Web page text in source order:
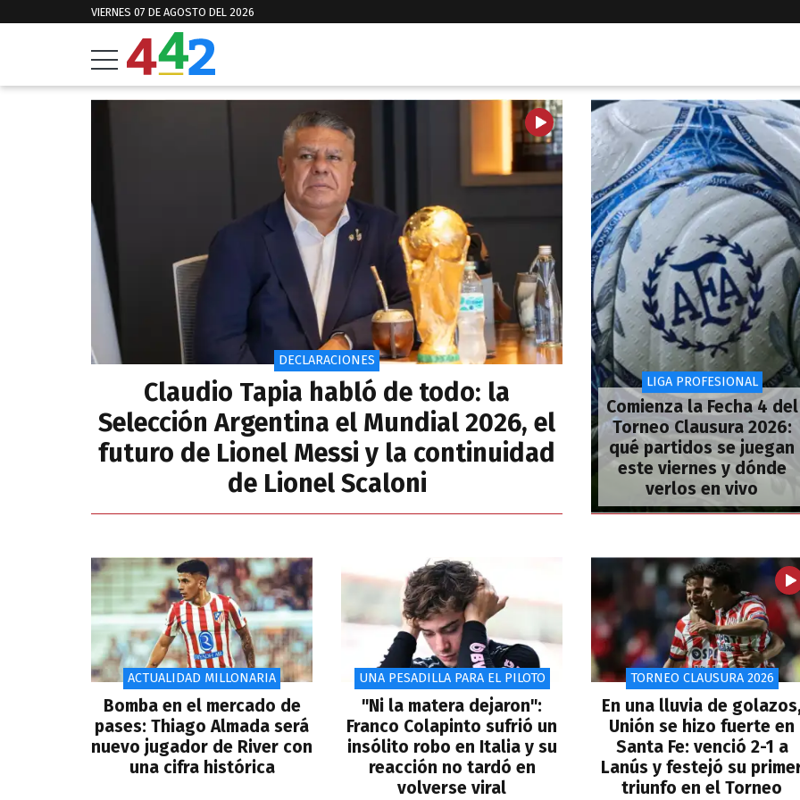
VIERNES 07 DE AGOSTO DEL 2026
DECLARACIONES
Claudio Tapia habló de todo: la
Selección Argentina el Mundial 2026, el
futuro de Lionel Messi y la continuidad
de Lionel Scaloni
LIGA PROFESIONAL
Comienza la Fecha 4 del
Torneo Clausura 2026:
qué partidos se juegan
este viernes y dónde
verlos en vivo
ACTUALIDAD MILLONARIA
Bomba en el mercado de
pases: Thiago Almada será
nuevo jugador de River con
una cifra histórica
UNA PESADILLA PARA EL PILOTO
"Ni la matera dejaron":
Franco Colapinto sufrió un
insólito robo en Italia y su
reacción no tardó en
volverse viral
TORNEO CLAUSURA 2026
En una lluvia de
Unión se hizo fuerte en
Santa Fe: venció 2-1 a
Lanús y festejó su
triunfo en el Torneo